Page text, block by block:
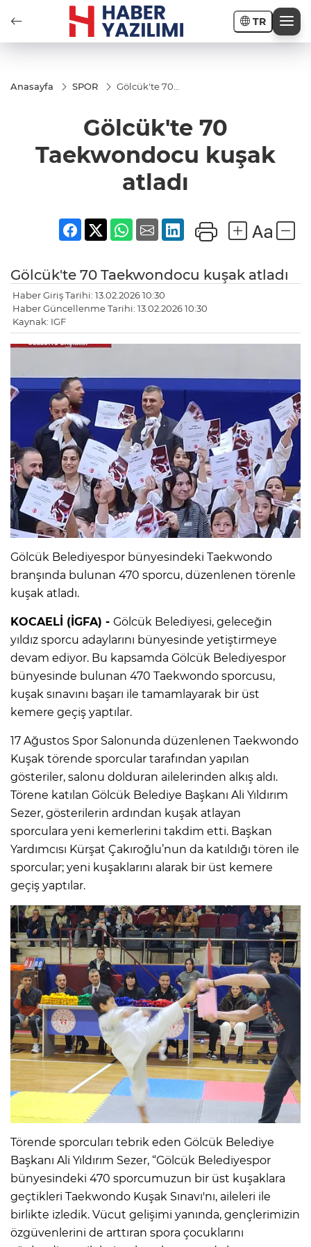
TR
Anasayfa SPOR
Gölcük'te 70
Gölcük'te 70
Taekwondocu kuşak
atladı
Gölcük'te 70 Taekwondocu kuşak atladı
Haber Giriş Tarihi: 13.02.2026 10:30
Haber Güncellenme Tarihi: 13.02.2026 10:30
Kaynak: IGF
Gölcük Belediyespor bünyesindeki Taekwondo
branşında bulunan 470 sporcu, düzenlenen törenle
kuşak atladı.
KOCAELİ (İGFA) - Gölcük Belediyesi, geleceğin
yıldız sporcu adaylarını bünyesinde yetiştirmeye
devam ediyor. Bu kapsamda Gölcük Belediyespor
bünyesinde bulunan 470 Taekwondo sporcusu,
kuşak sınavını başarı ile tamamlayarak bir üst
kemere geçiş yaptılar.
17 Ağustos Spor Salonunda düzenlenen Taekwondo
Kuşak törende sporcular tarafından yapılan
gösteriler, salonu dolduran ailelerinden alkış aldı.
Törene katılan Gölcük Belediye Başkanı Ali Yıldırım
Sezer, gösterilerin ardından kuşak atlayan
sporculara yeni kemerlerini takdim etti. Başkan
Yardımcısı Kürşat Çakıroğlu’nun da katıldığı tören ile
sporcular; yeni kuşaklarını alarak bir üst kemere
geçiş yaptılar.
Törende sporcuları tebrik eden Gölcük Belediye
Başkanı Ali Yıldırım Sezer, “Gölcük Belediyespor
bünyesindeki 470 sporcumuzun bir üst kuşaklara
geçtikleri Taekwondo Kuşak Sınavı'nı, aileleri ile
birlikte izledik. Vücut gelişimi yanında, gençlerimizin
özgüvenlerini de arttıran spora çocuklarını